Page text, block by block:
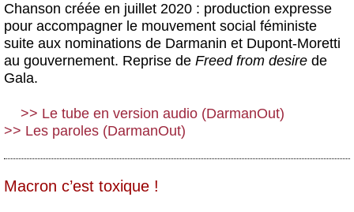
Chanson créée en juillet 2020 : production expresse
pour accompagner le mouvement social féministe
suite aux nominations de Darmanin et Dupont-Moretti
au gouvernement. Reprise de Freed from desire de
Gala.
>> Le tube en version audio (DarmanOut)
>> Les paroles (DarmanOut)
Macron c’est toxique !